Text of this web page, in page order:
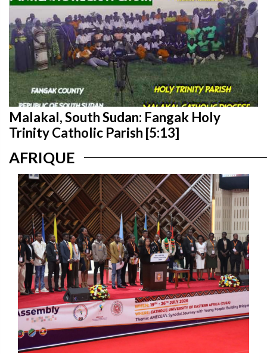
Malakal, South Sudan: Fangak Holy
Trinity Catholic Parish [5:13]
AFRIQUE